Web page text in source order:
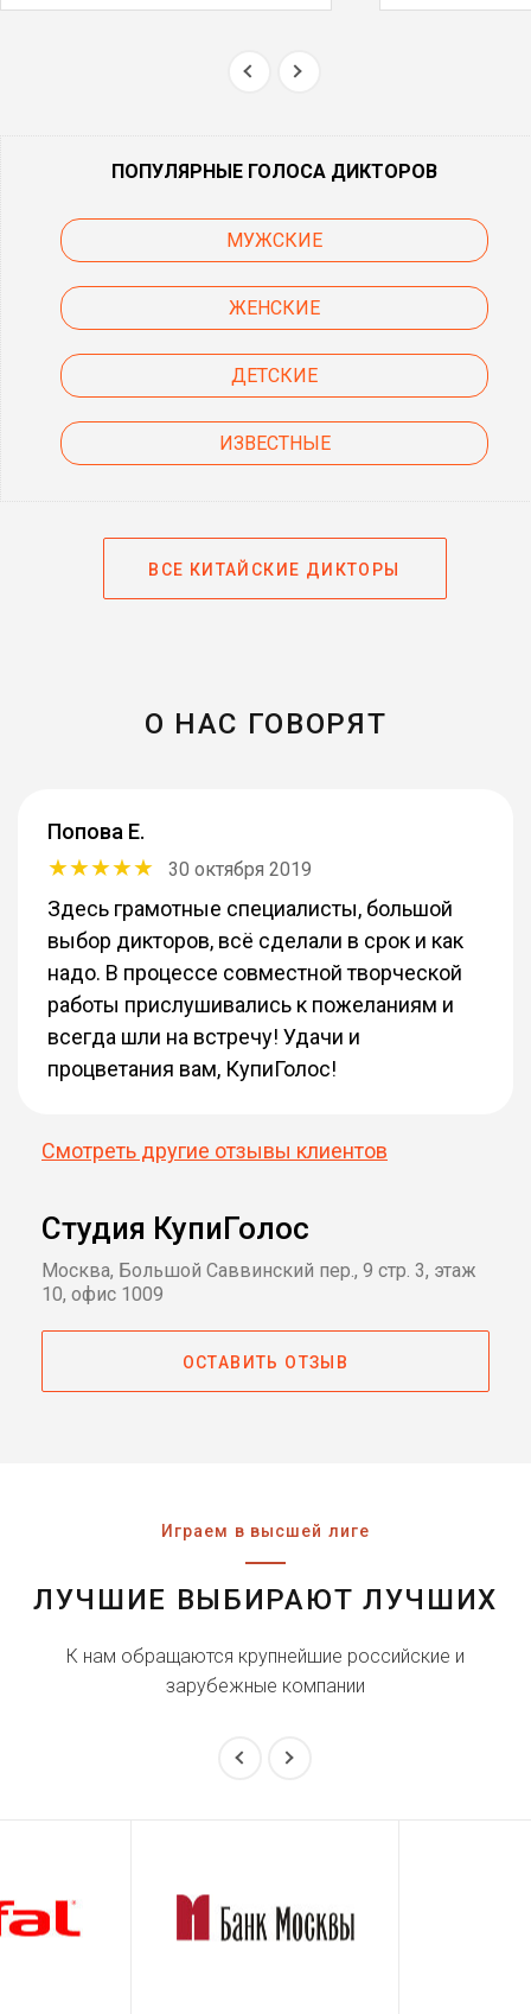
ПОПУЛЯРНЫЕ ГОЛОСА ДИКТОРОВ
МУЖСКИЕ
ЖЕНСКИЕ
ДЕТСКИЕ
ИЗВЕСТНЫЕ
ВСЕ КИТАЙСКИЕ ДИКТОРЫ
О НАС ГОВОРЯТ
Попова Е.
30 октября 2019
Здесь грамотные специалисты, большой
выбор дикторов, всё сделали в срок и как
надо. В процессе совместной творческой
работы прислушивались к пожеланиям и
всегда шли на встречу! Удачи и
процветания вам, КупиГолос!
Смотреть другие отзывы клиентов
Студия КупиГолос
Москва, Большой Саввинский пер., 9 стр. 3, этаж
10, офис 1009
ОСТАВИТЬ ОТЗЫВ
Играем в высшей лиге
ЛУЧШИЕ ВЫБИРАЮТ ЛУЧШИХ
К нам обращаются крупнейшие российские и
зарубежные компании